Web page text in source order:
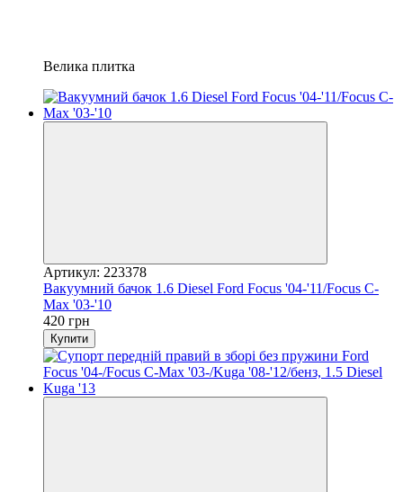
Велика плитка
Артикул: 223378
Вакуумний бачок 1.6 Diesel Ford Focus '04-'11/Focus C-
Max '03-'10
420 грн
Купити